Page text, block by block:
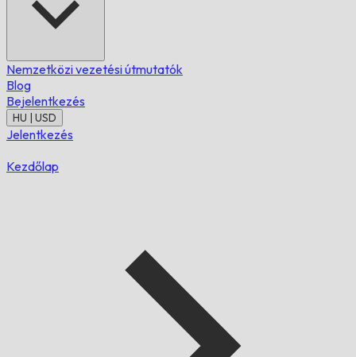
Nemzetközi vezetési útmutatók
Blog
Bejelentkezés
HU | USD
Jelentkezés
Kezdőlap